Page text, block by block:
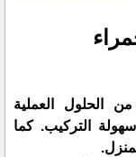
الحلول العملية
التركيب. كما